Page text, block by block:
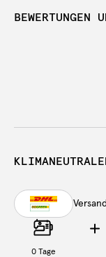
BEWERTUNGEN
0Tage